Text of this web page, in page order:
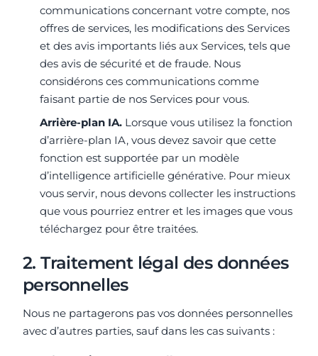
communications concernant votre compte, nos
offres de services, les modifications des Services
et des avis importants liés aux Services, tels que
des avis de sécurité et de fraude. Nous
considérons ces communications comme
faisant partie de nos Services pour vous.
Arrière-plan IA. Lorsque vous utilisez la fonction
d’arrière-plan IA, vous devez savoir que cette
fonction est supportée par un modèle
d’intelligence artificielle générative. Pour mieux
vous servir, nous devons collecter les instructions
que vous pourriez entrer et les images que vous
téléchargez pour être traitées.
2. Traitement légal des données
personnelles
Nous ne partagerons pas vos données personnelles
avec d’autres parties, sauf dans les cas suivants :